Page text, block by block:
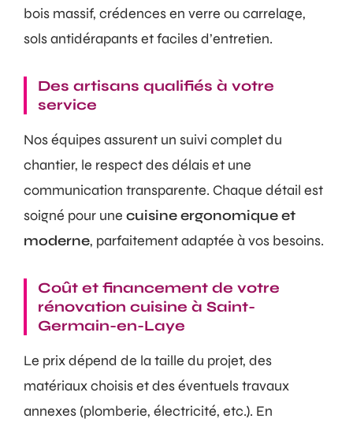
bois massif, crédences en verre ou carrelage,
sols antidérapants et faciles d’entretien.
Des artisans qualifiés à votre
service
Nos équipes assurent un suivi complet du
chantier, le respect des délais et une
communication transparente. Chaque détail est
soigné pour une cuisine ergonomique et
moderne, parfaitement adaptée à vos besoins.
Coût et financement de votre
rénovation cuisine à Saint-
Germain-en-Laye
Le prix dépend de la taille du projet, des
matériaux choisis et des éventuels travaux
annexes (plomberie, électricité, etc.). En